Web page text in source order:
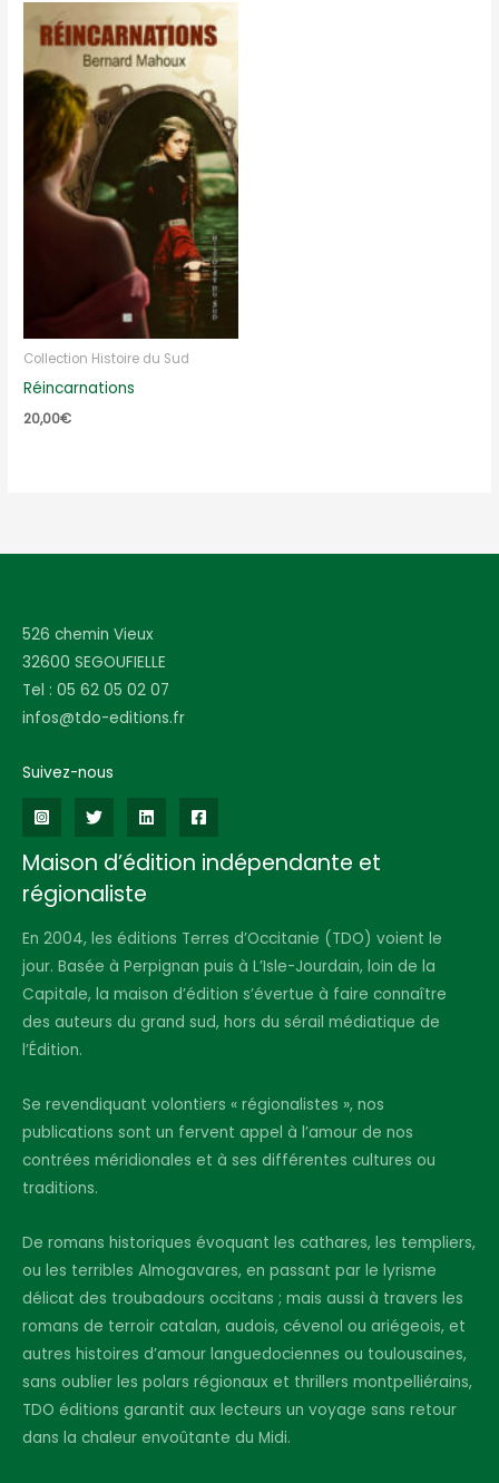
Collection Histoire du Sud
Réincarnations
20,00€
526 chemin Vieux
32600 SEGOUFIELLE
Tel : 05 62 05 02 07
infos@tdo-editions.fr
Suivez-nous
Maison d’édition indépendante et
régionaliste
En 2004, les éditions Terres d’Occitanie (TDO) voient le
jour. Basée à Perpignan puis à L’Isle-Jourdain, loin de la
Capitale, la maison d’édition s’évertue à faire connaître
des auteurs du grand sud, hors du sérail médiatique de
l’Édition.
Se revendiquant volontiers « régionalistes », nos
publications sont un fervent appel à l’amour de nos
contrées méridionales et à ses différentes cultures ou
traditions.
De romans historiques évoquant les cathares, les templiers,
ou les terribles Almogavares, en passant par le lyrisme
délicat des troubadours occitans ; mais aussi à travers les
romans de terroir catalan, audois, cévenol ou ariégeois, et
autres histoires d’amour languedociennes ou toulousaines,
sans oublier les polars régionaux et thrillers montpelliérains,
TDO éditions garantit aux lecteurs un voyage sans retour
dans la chaleur envoûtante du Midi.